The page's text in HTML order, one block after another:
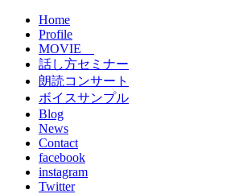
Home
Profile
MOVIE
話し方セミナー
朗読コンサート
ボイスサンプル
Blog
News
Contact
facebook
instagram
Twitter